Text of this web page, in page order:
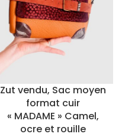
Zut vendu, Sac moyen
format cuir
« MADAME » Camel,
ocre et rouille